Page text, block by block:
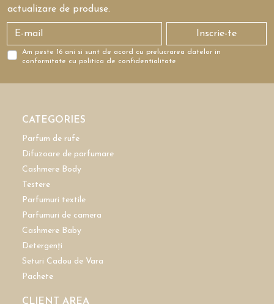
actualizare de produse.
Inscrie-te
Am peste 16 ani si sunt de acord cu prelucrarea datelor in
conformitate cu politica de confidentialitate
CATEGORIES
Parfum de rufe
Difuzoare de parfumare
Cashmere Body
Testere
Parfumuri textile
Parfumuri de camera
Cashmere Baby
Detergenți
Seturi Cadou de Vara
Pachete
CLIENT AREA